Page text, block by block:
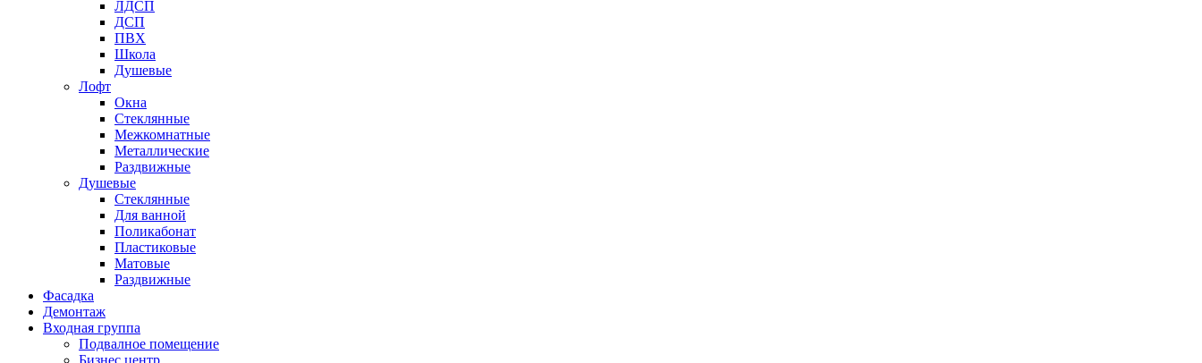
ЛДСП
ДСП
ПВХ
Школа
Душевые
Лофт
Окна
Стеклянные
Межкомнатные
Металлические
Раздвижные
Душевые
Стеклянные
Для ванной
Поликабонат
Пластиковые
Матовые
Раздвижные
Фасадка
Демонтаж
Входная группа
Подвалное помещение
Бизнес центр